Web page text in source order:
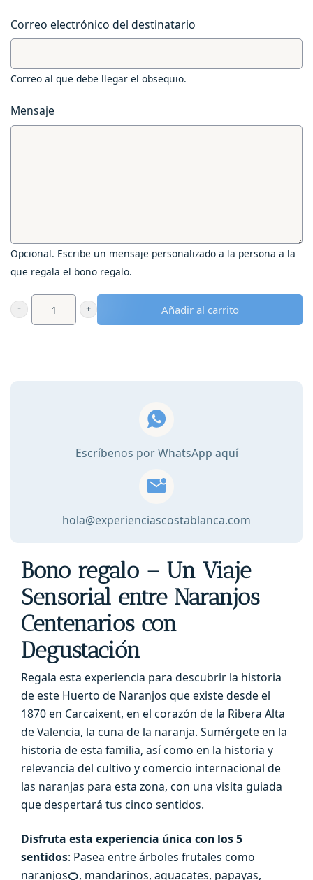
Correo electrónico del destinatario
Correo al que debe llegar el obsequio.
Mensaje
Opcional. Escribe un mensaje personalizado a la persona a la
que regala el bono regalo.
Bono
Añadir al carrito
Escríbenos por WhatsApp aquí
hola@experienciascostablanca.com
Bono regalo – Un Viaje
Sensorial entre Naranjos
Centenarios con
Degustación
Regala esta experiencia para descubrir la historia
de este Huerto de Naranjos que existe desde el
1870 en Carcaixent, en el corazón de la Ribera Alta
de Valencia, la cuna de la naranja. Sumérgete en la
historia de esta familia, así como en la historia y
relevancia del cultivo y comercio internacional de
las naranjas para esta zona, con una visita guiada
que despertará tus cinco sentidos.
Disfruta esta experiencia única con los 5
sentidos: Pasea entre árboles frutales como
naranjos🍊, mandarinos, aguacates, papayas,